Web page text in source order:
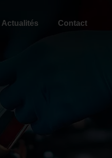
Actualités Contact